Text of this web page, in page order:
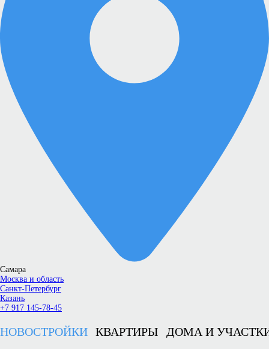
Самара
Москва и область
Санкт-Петербург
Казань
+7 917 145-78-45
НОВОСТРОЙКИ КВАРТИРЫ ДОМА И